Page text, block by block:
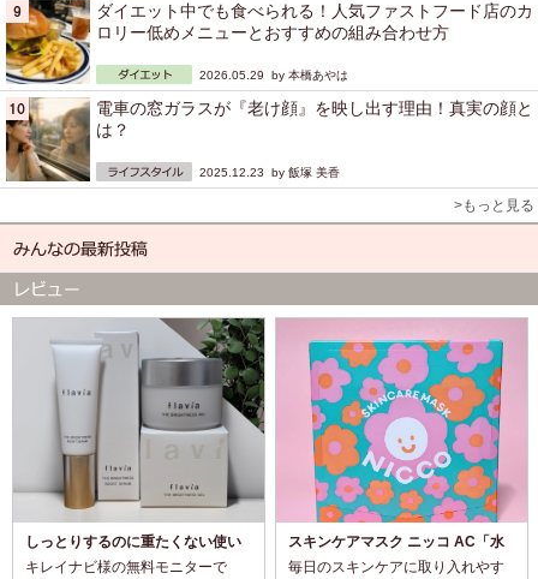
ダイエット中でも食べられる！人気ファストフード店のカ
ロリー低めメニューとおすすめの組み合わせ方
2026.05.29 by 本橋あやは
電車の窓ガラスが『老け顔』を映し出す理由！真実の顔と
は？
2025.12.23 by 飯塚 美香
>もっと見る
しっとりするのに重たくない使い
心地✨
キレイナビ様の無料モニターで
スキンケアマスク ニッコ AC「水
分チャージマスク」
毎日のスキンケアに取り入れやす